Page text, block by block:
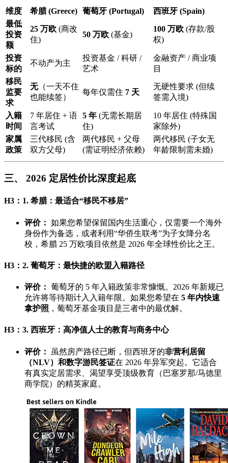
维度 希腊 (Greece) 葡萄牙 (Portugal)
西班牙 (Spain)
最低
投资
额
25 万欧 (商改
住)
50 万欧 (基金)
100 万欧 (存款/股
权)
投资
标的
不动产为主
投资基金 / 科研 /
艺术
金融资产 / 商业项
目
移民
监要
求
无（一天不住
也能续签）
每年仅需住 7 天
无硬性要求 (但续
签需入境)
入籍
时间
7 年居住 + 语
言考试
5 年 (无需长期居
住)
10 年居住 (特殊国
家除外)
家属
政策
三代移民 (含
双方父母)
两代移民 + 父母
(需证明经济依赖)
两代移民 (子女无
年龄限制需未婚)
三、 2026 定居性价比深度起底
H3：1. 希腊：最适合“移民不移居”
评价： 如果您希望保留国内生活重心，仅需要一个海外
身份作为备选，或者利用“华侨生联考”为子女降分名
校，希腊 25 万欧项目依然是 2026 年全球性价比之王。
H3：2. 葡萄牙：最快捷的欧盟入籍路径
评价： 葡萄牙的 5 年入籍政策非常慷慨。2026 年新规已
允许将等待期计入入籍年限。如果您希望在 5 年内快速
拿护照 ，葡萄牙基金项目是三者中的最优解。
H3：3. 西班牙：高净值人士的教育与商务中心
评价： 虽然房产路径已断，但西班牙的非营利居留
（NLV）和数字游民签证在 2026 年异军突起。它适合
有真实定居需求、渴望享受顶级教育（巴塞罗那/马德里
商学院）的精英家庭。